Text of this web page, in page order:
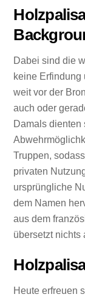
Dabei sind die
keine Erfindung
weit vor der
auch oder
Damals
Truppen,
privaten
ursprüngliche
dem Namen
aus dem
übersetzt nichts
Heute erfreuen